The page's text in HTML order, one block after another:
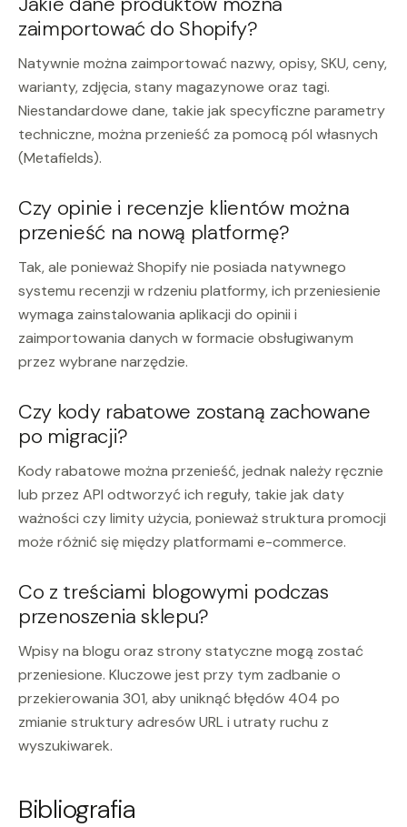
zaimportować do Shopify?
Natywnie można zaimportować nazwy, opisy, SKU, ceny,
warianty, zdjęcia, stany magazynowe oraz tagi.
Niestandardowe dane, takie jak specyficzne parametry
techniczne, można przenieść za pomocą pól własnych
(Metafields).
Czy opinie i recenzje klientów można
przenieść na nową platformę?
Tak, ale ponieważ Shopify nie posiada natywnego
systemu recenzji w rdzeniu platformy, ich przeniesienie
wymaga zainstalowania aplikacji do opinii i
zaimportowania danych w formacie obsługiwanym
przez wybrane narzędzie.
Czy kody rabatowe zostaną zachowane
po migracji?
Kody rabatowe można przenieść, jednak należy ręcznie
lub przez API odtworzyć ich reguły, takie jak daty
ważności czy limity użycia, ponieważ struktura promocji
może różnić się między platformami e-commerce.
Co z treściami blogowymi podczas
przenoszenia sklepu?
Wpisy na blogu oraz strony statyczne mogą zostać
przeniesione. Kluczowe jest przy tym zadbanie o
przekierowania 301, aby uniknąć błędów 404 po
zmianie struktury adresów URL i utraty ruchu z
wyszukiwarek.
Bibliografia